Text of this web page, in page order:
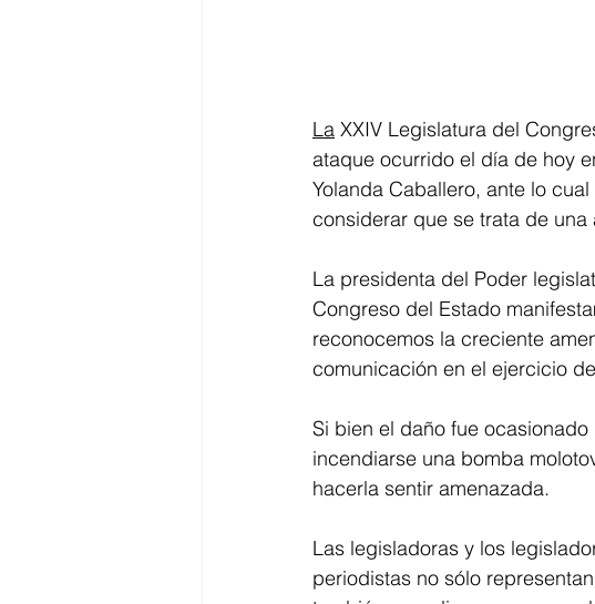
La XXIV Legislatura del
ataque ocurrido el día de hoy
Yolanda Caballero, ante lo
considerar que se trata de
La presidenta del Poder
Congreso del Estado
reconocemos la creciente
comunicación en el ejercicio
Si bien el daño fue
incendiarse una bomba
hacerla sentir amenazada.
Las legisladoras y los
periodistas no sólo